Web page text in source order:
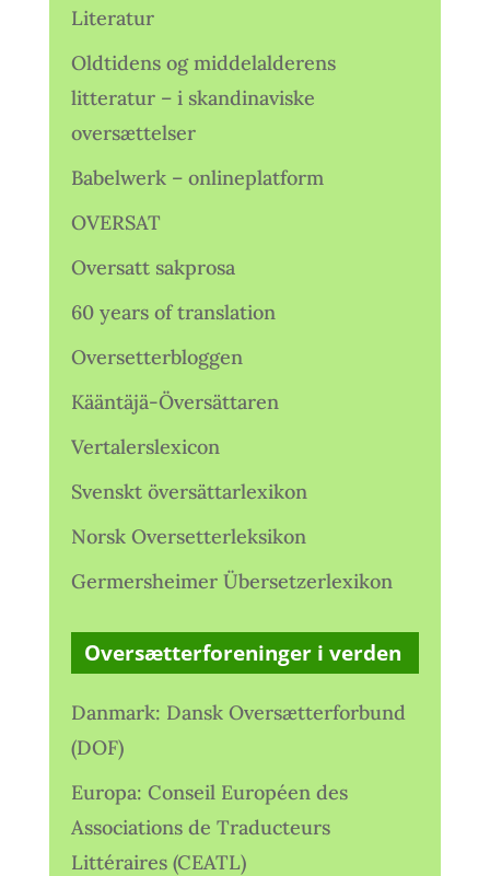
Literatur
Oldtidens og middelalderens
litteratur – i skandinaviske
oversættelser
Babelwerk – onlineplatform
OVERSAT
Oversatt sakprosa
60 years of translation
Oversetterbloggen
Kääntäjä-Översättaren
Vertalerslexicon
Svenskt översättarlexikon
Norsk Oversetterleksikon
Germersheimer Übersetzerlexikon
Oversætterforeninger i verden
Danmark: Dansk Oversætterforbund
(DOF)
Europa: Conseil Européen des
Associations de Traducteurs
Littéraires (CEATL)